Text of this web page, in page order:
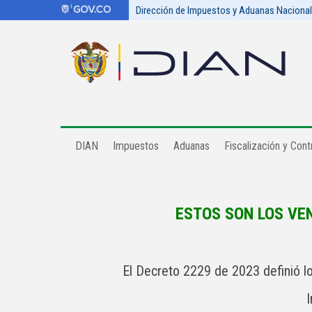
Dirección de Impuestos y Aduanas
DIAN Impuestos Aduanas Fiscalización y
ESTOS SON LOS
El Decreto 2229 de 2023 definió